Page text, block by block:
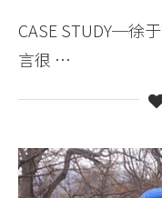
CASE STUDY─徐
言很 …